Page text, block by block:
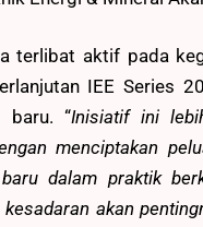
terlibat aktif pada
IEE Series
baru. “Inisiatif ini
menciptakan
dalam praktik
akan